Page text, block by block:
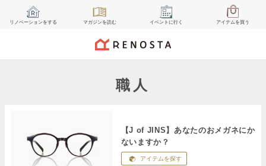
リノベーションをする マガジンを読む イベント に行く アイテムを買う
職人
【J of JINS】あなたのおメガネにか
ないますか？
アイテムを探す